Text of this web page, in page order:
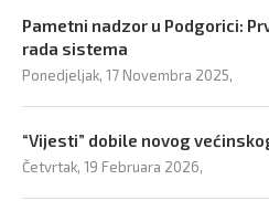
Pametni nadzor u Podgorici:
rada sistema
Ponedjeljak, 17 Novembra 2025,
“Vijesti” dobile novog
Četvrtak, 19 Februara 2026,